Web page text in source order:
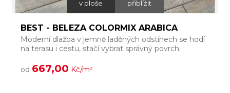
v ploše přiblížit
BEST - BELEZA COLORMIX ARABICA
Moderní dlažba v jemně laděných odstínech se hodí
na terasu i cestu, stačí vybrat správný povrch.
od 667,00 Kč/m²